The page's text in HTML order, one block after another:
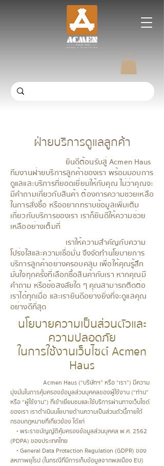
ข้อกำหนดและเงื่อนไข
ฝ่ายบริการดูแลลูกค้า
ยินดีต้อนรับสู่ Acmen Haus
ทีมงานฝ่ายบริการลูกค้าของเรา พร้อมมอบการ
ดูแลและบริการที่ยอดเยี่ยมให้กับคุณ ไม่ว่าคุณจะ
มีคำถามเกี่ยวกับสินค้า ต้องการความช่วยเหลือ
ในการสั่งซื้อ หรืออยากทราบข้อมูลเพิ่มเติม
เกี่ยวกับบริการของเรา เราก็ยินดีให้ความช่วย
เหลืออย่างเต็มที่
เราให้ความสำคัญกับความ
โปร่งใสและความเชื่อมั่น จึงจัดทำนโยบายการ
บริการลูกค้าอย่างครอบคลุม เพื่อให้คุณรู้สึก
มั่นใจทุกครั้งที่เลือกซื้อสินค้ากับเรา หากคุณมี
คำถาม หรือข้อสงสัยใด ๆ คุณสามารถติดต่อ
เราได้ทุกเมื่อ และเรายินดีอย่างยิ่งที่จะดูแลคุณ
อย่างดีที่สุด
นโยบายความเป็นส่วนตัวและ
ความปลอดภัย
ในการใช้งานเว็บไซต์ Acmen
Haus
Acmen Haus (“บริษัทฯ” หรือ “เรา”) มีความ
มุ่งมั่นในการคุ้มครองข้อมูลส่วนบุคคลของผู้ใช้งาน (“ท่าน”
หรือ “ผู้ใช้งาน”) ที่เข้าเยี่ยมชมและใช้บริการผ่านทางเว็บไซต์
ของเรา เราดำเนินนโยบายด้านความเป็นส่วนตัวนี้ภายใต้
กรอบกฎหมายที่เกี่ยวข้อง ได้แก่
• พระราชบัญญัติคุ้มครองข้อมูลส่วนบุคคล พ.ศ. 2562
(PDPA) ของประเทศไทย
• General Data Protection Regulation (GDPR) ของ
สหภาพยุโรป (ในกรณีที่มีการเก็บข้อมูลจากพลเมือง EU)